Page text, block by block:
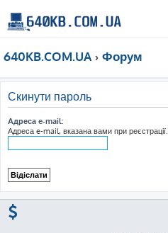
640KB.COM.UA Форум
Скинути пароль
Адреса e-mail:
Адреса e-mail, вказана вами при реєстрації.